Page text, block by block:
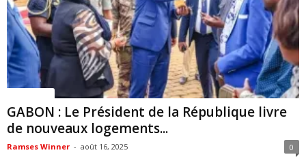
GABON : Le Président de la République livre
de nouveaux logements...
Ramses Winner - août 16, 2025 0